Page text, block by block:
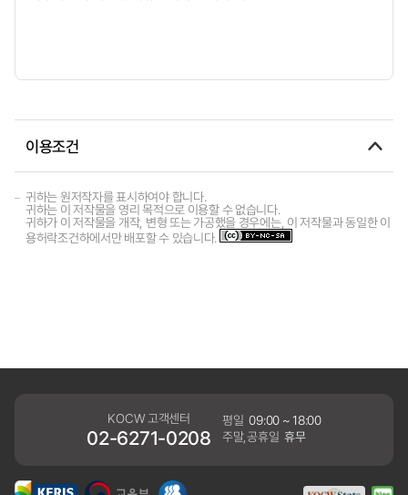
이용조건
귀하는 원저작자를 표시하여야 합니다.
귀하는 이 저작물을 영리 목적으로 이용할 수 없습니다.
귀하가 이 저작물을 개작, 변형 또는 가공했을 경우에는, 이 저작물과 동일한 이
용허락조건하에서만 배포할 수 있습니다.
KOCW 고객센터
02-6271-0208
평일 09:00 ~ 18:00
주말,공휴일 휴무